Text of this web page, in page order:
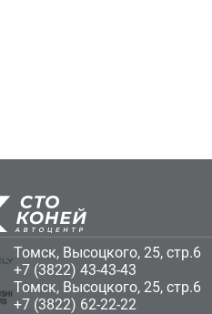
Томск, Высоцкого, 25, стр.6
+7 (3822) 43-43-43
Томск, Высоцкого, 25, стр.6
+7 (3822) 62-22-22